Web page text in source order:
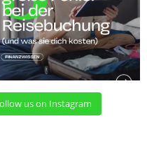
us on Instagram